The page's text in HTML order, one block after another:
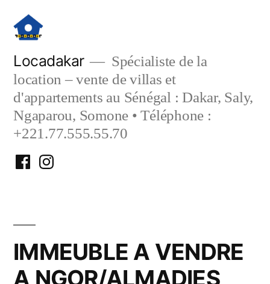
contenu
Locadakar
Spécialiste de la
location – vente de villas et
d'appartements au Sénégal : Dakar, Saly,
Ngaparou, Somone • Téléphone :
+221.77.555.55.70
FacebookInstagram
IMMEUBLE A VENDRE
A NGOR/ALMADIES